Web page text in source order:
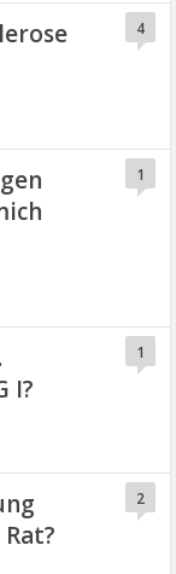
4
1
I?
1
2